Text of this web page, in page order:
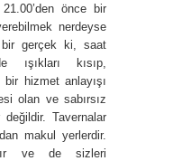
önce bir
nerdeyse
gerçek ki, saat
ışıkları kısıp,
hizmet anlayışı
olan ve sabırsız
Tavernalar
makul yerlerdir.
ve de sizleri